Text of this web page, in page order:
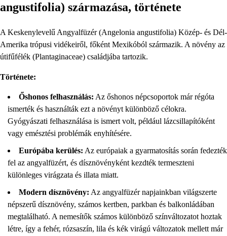
angustifolia) származása, története
A Keskenylevelű Angyalfüzér (Angelonia angustifolia) Közép- és Dél-
Amerika trópusi vidékeiről, főként Mexikóból származik. A növény az
útifűfélék (Plantaginaceae) családjába tartozik.
Története:
Őshonos felhasználás: Az őshonos népcsoportok már régóta
ismerték és használták ezt a növényt különböző célokra.
Gyógyászati felhasználása is ismert volt, például lázcsillapítóként
vagy emésztési problémák enyhítésére.
Európába kerülés: Az európaiak a gyarmatosítás során fedezték
fel az angyalfüzért, és dísznövényként kezdték termeszteni
különleges virágzata és illata miatt.
Modern dísznövény: Az angyalfüzér napjainkban világszerte
népszerű dísznövény, számos kertben, parkban és balkonládában
megtalálható. A nemesítők számos különböző színváltozatot hoztak
létre, így a fehér, rózsaszín, lila és kék virágú változatok mellett már